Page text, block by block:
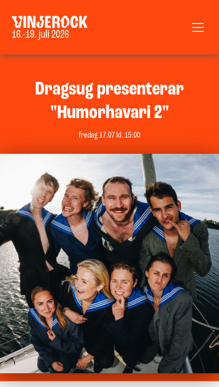
16.-19. juli 2026
Dragsug presenterar
"Humorhavari 2"
fredag 17.07 kl. 15:00